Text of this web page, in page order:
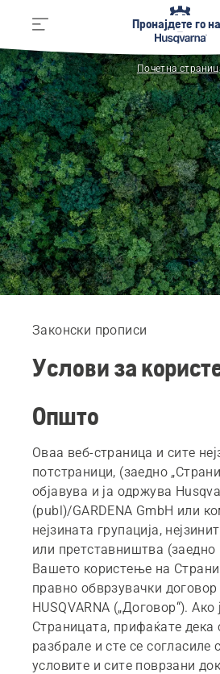
Пронајдете го
Почетна
Законски прописи
Услови за
Општо
Оваа веб-страница и сите
потстраници, (заедно
објавува и ја одржува
(publ)/GARDENA GmbH или
нејзината групација,
или претставништва (заедно
Вашето користење на
правно обврзувачки
HUSQVARNA („Договор“). Ако
Страницата, прифаќате дека
разбрале и сте се согласиле
условите и сите поврзани